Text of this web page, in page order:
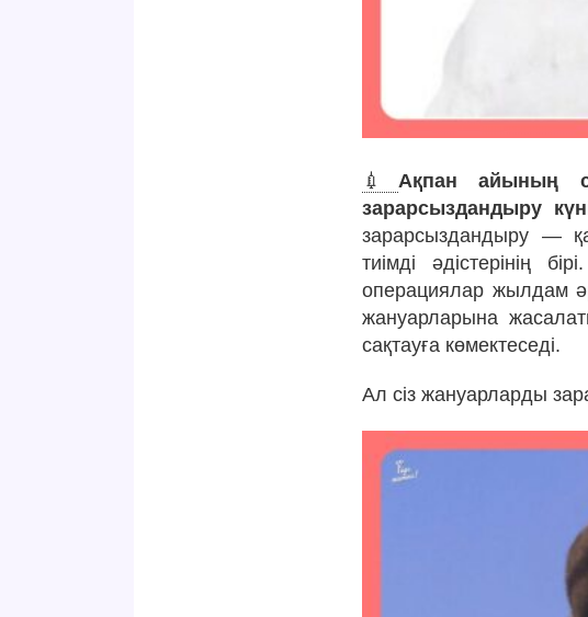
💉 Ақпан айының
зарарсыздандыру
зарарсыздандыру —
тиімді әдістерінің
операциялар жылдам
жануарларына
сақтауға көмектеседі.
Ал сіз жануарларды